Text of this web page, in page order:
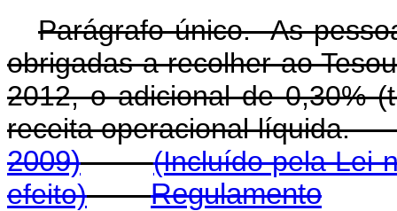
Parágrafo único. As
obrigadas a recolher ao
2012, o adicional de 0,30%
receita operacional
2009)
(Incluído pela Lei
efeito)
Regulamento